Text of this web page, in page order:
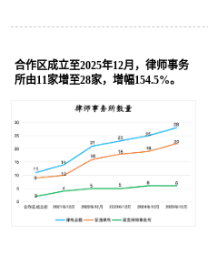
合作区成立至2025年12月，律师事务
所由11家增至28家，增幅154.5%。